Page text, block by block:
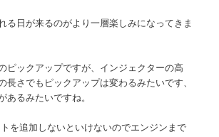
る日が来るのがより一層楽しみになってきま
ピックアップですが、インジェクターの高
長さでもピックアップは変わるみたいです、
るみたいですね。
を追加しないといけないのでエンジンまで